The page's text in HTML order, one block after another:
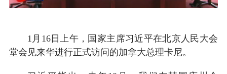
1月16日上午，国家主席习近平在北京人民大会
堂会见来华进行正式访问的加拿大总理卡尼。